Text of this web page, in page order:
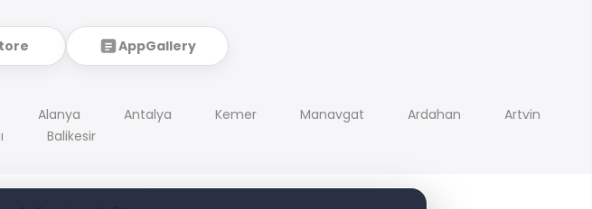
AppGallery
Alanya Antalya Kemer Manavgat Ardahan
Artvin
Balikesir